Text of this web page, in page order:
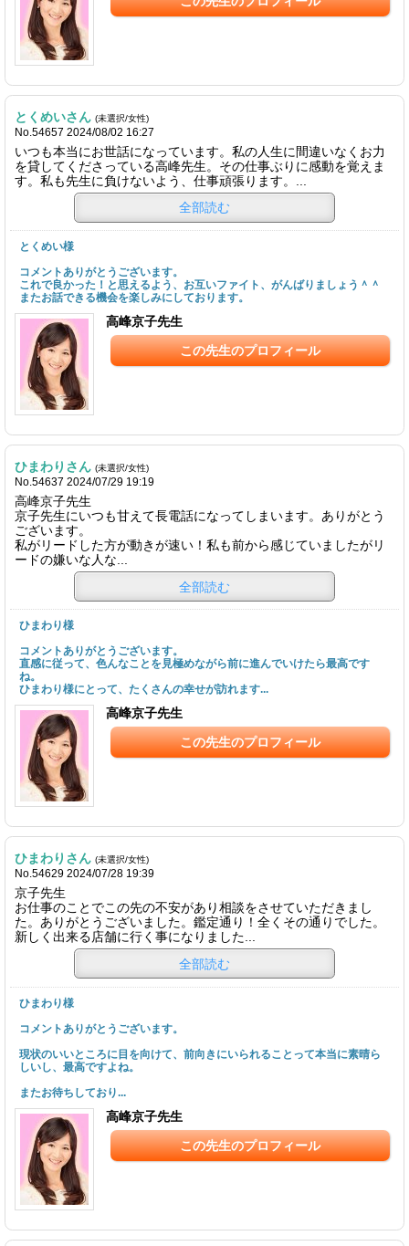
とくめいさん (未選択/女性)
No.54657 2024/08/02 16:27
いつも本当にお世話になっています。私の人生に間違いなくお力
を貸してくださっている高峰先生。その仕事ぶりに感動を覚えま
す。私も先生に負けないよう、仕事頑張ります。...
全部読む
とくめい様
コメントありがとうございます。
これで良かった！と思えるよう、お互いファイト、がんばりましょう＾＾
またお話できる機会を楽しみにしております。
高峰京子先生
この先生のプロフィール
ひまわりさん (未選択/女性)
No.54637 2024/07/29 19:19
高峰京子先生
京子先生にいつも甘えて長電話になってしまいます。ありがとう
ございます。
私がリードした方が動きが速い！私も前から感じていましたがリ
ードの嫌いな人な...
全部読む
ひまわり様
コメントありがとうございます。
直感に従って、色んなことを見極めながら前に進んでいけたら最高です
ね。
ひまわり様にとって、たくさんの幸せが訪れます...
高峰京子先生
この先生のプロフィール
ひまわりさん (未選択/女性)
No.54629 2024/07/28 19:39
京子先生
お仕事のことでこの先の不安があり相談をさせていただきまし
た。ありがとうございました。鑑定通り！全くその通りでした。
新しく出来る店舗に行く事になりました...
全部読む
ひまわり様
コメントありがとうございます。
現状のいいところに目を向けて、前向きにいられることって本当に素晴ら
しいし、最高ですよね。
またお待ちしており...
高峰京子先生
この先生のプロフィール